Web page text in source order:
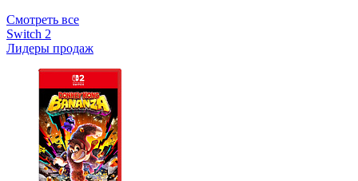
Смотреть все
Switch 2
Лидеры продаж